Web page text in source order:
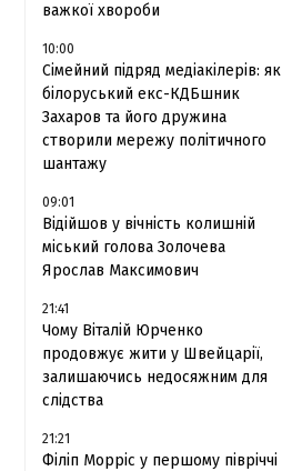
важкої хвороби
10:00
Сімейний підряд медіакілерів: як
білоруський екс-КДБшник
Захаров та його дружина
створили мережу політичного
шантажу
09:01
Відійшов у вічність колишній
міський голова Золочева
Ярослав Максимович
21:41
Чому Віталій Юрченко
продовжує жити у Швейцарії,
залишаючись недосяжним для
слідства
21:21
Філіп Морріс у першому півріччі